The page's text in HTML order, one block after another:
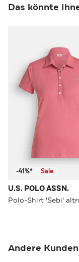
Das könnte
-41%* Sale
U.S. POLO ASSN.
Polo-Shirt 'Sebi'
Andere